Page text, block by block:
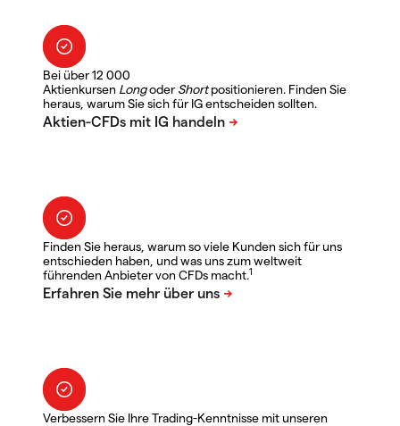
Bei über 12 000
Aktienkursen LongoderShortpositionieren. Finden Sie
heraus, warum Sie sich für IG entscheiden sollten.
Finden Sie heraus, warum so viele Kunden sich für uns
entschieden haben, und was uns zum weltweit
führenden Anbieter von CFDs macht.1
Verbessern Sie Ihre Trading-Kenntnisse mit unseren